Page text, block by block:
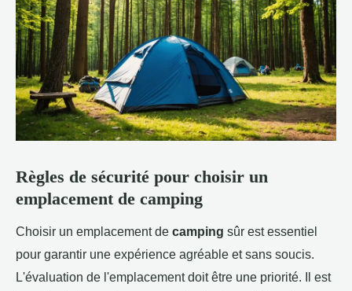
Règles de sécurité pour choisir un
emplacement de camping
Choisir un emplacement de camping sûr est essentiel
pour garantir une expérience agréable et sans soucis.
L'évaluation de l'emplacement doit être une priorité. Il est